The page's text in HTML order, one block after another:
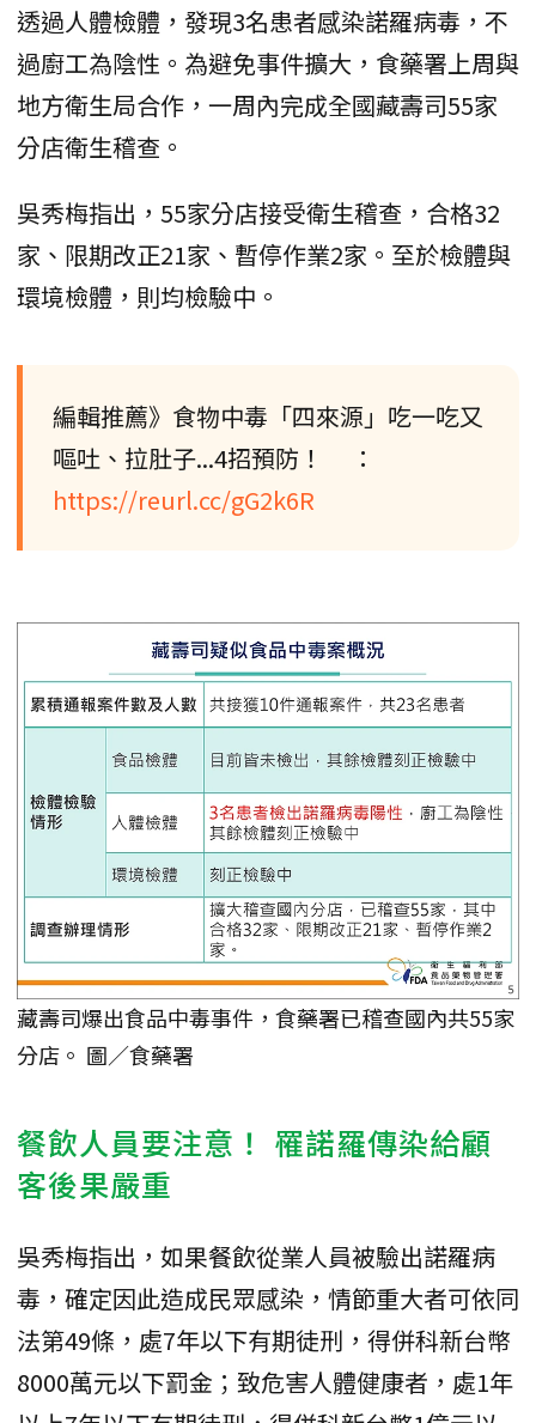
透過人體檢體，發現3名患者感染諾羅病毒，不
過廚工為陰性。為避免事件擴大，食藥署上周與
地方衛生局合作，一周內完成全國藏壽司55家
分店衛生稽查。
吳秀梅指出，55家分店接受衛生稽查，合格32
家、限期改正21家、暫停作業2家。至於檢體與
環境檢體，則均檢驗中。
編輯推薦》食物中毒「四來源」吃一吃又
嘔吐、拉肚子...4招預防！ ：
https://reurl.cc/gG2k6R
藏壽司爆出食品中毒事件，食藥署已稽查國內共55家
分店。 圖／食藥署
餐飲人員要注意！ 罹諾羅傳染給顧
客後果嚴重
吳秀梅指出，如果餐飲從業人員被驗出諾羅病
毒，確定因此造成民眾感染，情節重大者可依同
法第49條，處7年以下有期徒刑，得併科新台幣
8000萬元以下罰金；致危害人體健康者，處1年